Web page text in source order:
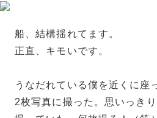
船、結構揺れてます。
正直、キモいです。
うなだれている僕を近くに座
2枚写真に撮った。思いっき